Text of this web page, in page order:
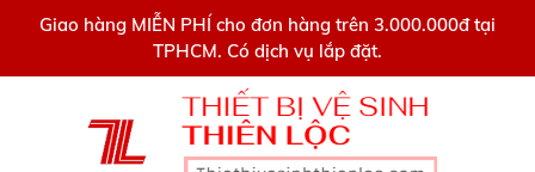
Giao hàng MIỄN PHÍ cho đơn hàng trên 3.000.000đ tại
TPHCM. Có dịch vụ lắp đặt.
0909445903